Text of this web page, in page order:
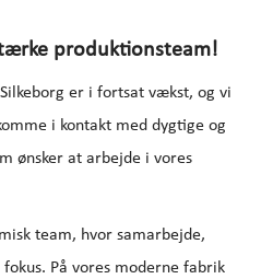
produktionsteam!
er i fortsat vækst, og vi
i kontakt med dygtige og
ønsker at arbejde i vores
team, hvor samarbejde,
På vores moderne fabrik